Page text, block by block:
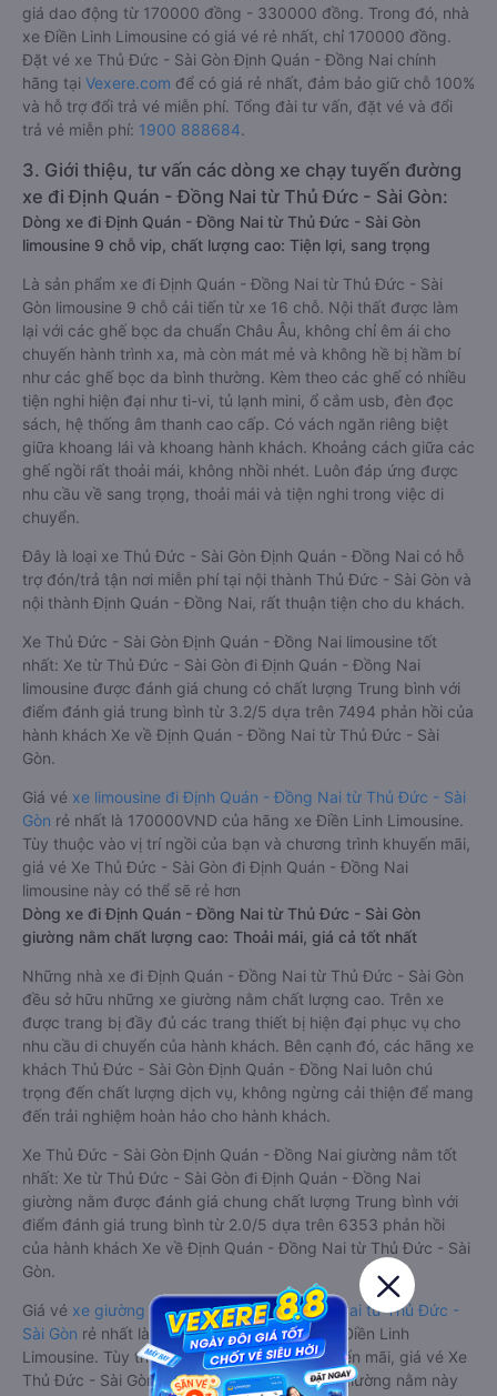
giá dao động từ 170000 đồng - 330000 đồng. Trong đó, nhà
xe Điền Linh Limousine có giá vé rẻ nhất, chỉ 170000 đồng.
Đặt vé xe Thủ Đức - Sài Gòn Định Quán - Đồng Nai chính
hãng tại Vexere.com để có giá rẻ nhất, đảm bảo giữ chỗ 100%
và hỗ trợ đổi trả vé miễn phí. Tổng đài tư vấn, đặt vé và đổi
trả vé miễn phí: 1900 888684.
3. Giới thiệu, tư vấn các dòng xe chạy tuyến đường
xe đi Định Quán - Đồng Nai từ Thủ Đức - Sài Gòn:
Dòng xe đi Định Quán - Đồng Nai từ Thủ Đức - Sài Gòn
limousine 9 chỗ vip, chất lượng cao: Tiện lợi, sang trọng
Là sản phẩm xe đi Định Quán - Đồng Nai từ Thủ Đức - Sài
Gòn limousine 9 chỗ cải tiến từ xe 16 chỗ. Nội thất được làm
lại với các ghế bọc da chuẩn Châu Âu, không chỉ êm ái cho
chuyến hành trình xa, mà còn mát mẻ và không hề bị hầm bí
như các ghế bọc da bình thường. Kèm theo các ghế có nhiều
tiện nghi hiện đại như ti-vi, tủ lạnh mini, ổ cắm usb, đèn đọc
sách, hệ thống âm thanh cao cấp. Có vách ngăn riêng biệt
giữa khoang lái và khoang hành khách. Khoảng cách giữa các
ghế ngồi rất thoải mái, không nhồi nhét. Luôn đáp ứng được
nhu cầu về sang trọng, thoải mái và tiện nghi trong việc di
chuyển.
Đây là loại xe Thủ Đức - Sài Gòn Định Quán - Đồng Nai có hỗ
trợ đón/trả tận nơi miễn phí tại nội thành Thủ Đức - Sài Gòn và
nội thành Định Quán - Đồng Nai, rất thuận tiện cho du khách.
Xe Thủ Đức - Sài Gòn Định Quán - Đồng Nai limousine tốt
nhất: Xe từ Thủ Đức - Sài Gòn đi Định Quán - Đồng Nai
limousine được đánh giá chung có chất lượng Trung bình với
điểm đánh giá trung bình từ 3.2/5 dựa trên 7494 phản hồi của
hành khách Xe về Định Quán - Đồng Nai từ Thủ Đức - Sài
Gòn.
Giá vé xe limousine đi Định Quán - Đồng Nai từ Thủ Đức - Sài
Gòn rẻ nhất là 170000VND của hãng xe Điền Linh Limousine.
Tùy thuộc vào vị trí ngồi của bạn và chương trình khuyến mãi,
giá vé Xe Thủ Đức - Sài Gòn đi Định Quán - Đồng Nai
limousine này có thể sẽ rẻ hơn
Dòng xe đi Định Quán - Đồng Nai từ Thủ Đức - Sài Gòn
giường nằm chất lượng cao: Thoải mái, giá cả tốt nhất
Những nhà xe đi Định Quán - Đồng Nai từ Thủ Đức - Sài Gòn
đều sở hữu những xe giường nằm chất lượng cao. Trên xe
được trang bị đầy đủ các trang thiết bị hiện đại phục vụ cho
nhu cầu di chuyển của hành khách. Bên cạnh đó, các hãng xe
khách Thủ Đức - Sài Gòn Định Quán - Đồng Nai luôn chú
trọng đến chất lượng dịch vụ, không ngừng cải thiện để mang
đến trải nghiệm hoàn hảo cho hành khách.
Xe Thủ Đức - Sài Gòn Định Quán - Đồng Nai giường nằm tốt
nhất: Xe từ Thủ Đức - Sài Gòn đi Định Quán - Đồng Nai
giường nằm được đánh giá chung chất lượng Trung bình với
điểm đánh giá trung bình từ 2.0/5 dựa trên 6353 phản hồi
của hành khách Xe về Định Quán - Đồng Nai từ Thủ Đức - Sài
Gòn.
Giá vé xe giường nằm đi Định Quán - Đồng Nai từ Thủ Đức -
Sài Gòn rẻ nhất là 170000VND của hãng xe Điền Linh
Limousine. Tùy thuộc vào chương trình khuyến mãi, giá vé Xe
Thủ Đức - Sài Gòn đi Định Quán - Đồng Nai giường nằm này